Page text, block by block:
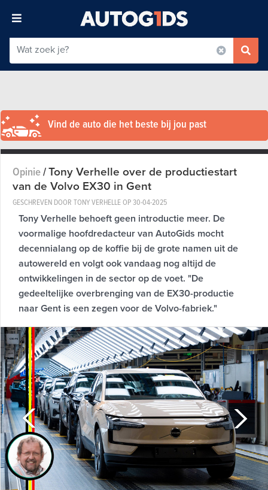
Vind de auto die het beste bij jou past
Opinie/Tony Verhelle over de productiestart
van de Volvo EX30 in Gent
GESCHREVEN DOOR TONY VERHELLE OP30-04-2025
Tony Verhelle behoeft geen introductie meer. De
voormalige hoofdredacteur van AutoGids mocht
decennialang op de koffie bij de grote namen uit de
autowereld en volgt ook vandaag nog altijd de
ontwikkelingen in de sector op de voet. "De
gedeeltelijke overbrenging van de EX30-productie
naar Gent is een zegen voor de Volvo-fabriek."